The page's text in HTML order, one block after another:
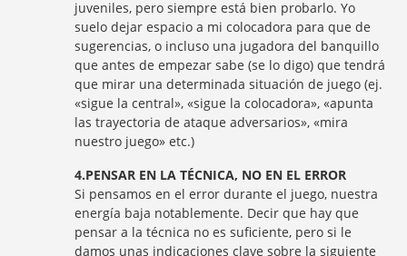
juveniles, pero siempre está bien probarlo. Yo
suelo dejar espacio a mi colocadora para que de
sugerencias, o incluso una jugadora del banquillo
que antes de empezar sabe (se lo digo) que tendrá
que mirar una determinada situación de juego (ej.
«sigue la central», «sigue la colocadora», «apunta
las trayectoria de ataque adversarios», «mira
nuestro juego» etc.)
4.PENSAR EN LA TÉCNICA, NO EN EL ERROR
Si pensamos en el error durante el juego, nuestra
energía baja notablemente. Decir que hay que
pensar a la técnica no es suficiente, pero si le
damos unas indicaciones clave sobre la siguiente